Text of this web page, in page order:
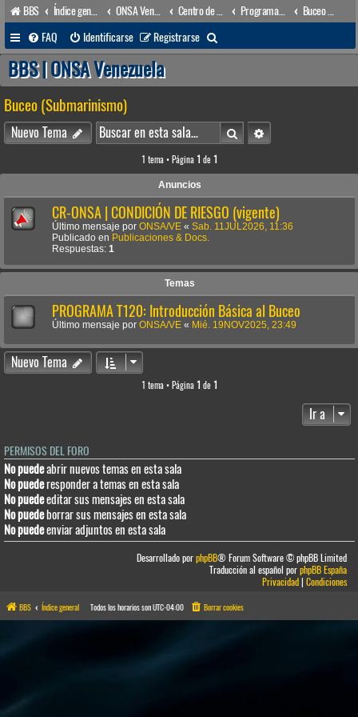
BBS Índice general ONSA Venezuela (acceso público) Programas (Cursos de Adiestramiento & Capacitación)
FAQ
Identificarse Registrarse
u
a
r
BBS | ONSA Venezuela
Buceo (Submarinismo)
Nuevo Tema BuscarBúsqueda avanzada
1 tema • Página 1 de 1
Anuncios
CR-ONSA | CONDICIÓN DE RIESGO (vigente)
Último mensaje por ONSA/VE « Sab. 11JUL2026, 11:36
Publicado en Publicaciones & Docs.
Respuestas: 1
Temas
PROGRAMA T120: Introducción Básica al Buceo
Último mensaje por ONSA/VE « Mié. 19NOV2025, 23:49
Nuevo Tema
1 tema • Página 1 de 1
Ir a
PERMISOS DEL FORO
No puedeabrir nuevos temas en esta sala
No puederesponder a temas en esta sala
No puedeeditar sus mensajes en esta sala
No puedeborrar sus mensajes en esta sala
No puedeenviar adjuntos en esta sala
Desarrollado porphpBB® Forum Software © phpBB Limited
Traducción al español porphpBB España
Privacidad|Condiciones
BBS Índice general Todos los horarios sonUTC-04:00 Borrar cookies